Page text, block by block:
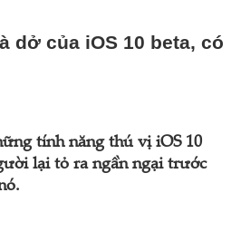
dở của iOS 10 beta, có
tính năng thú vị iOS 10
lại tỏ ra ngần ngại trước